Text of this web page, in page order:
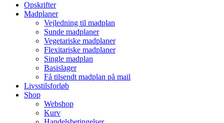
Opskrifter
Madplaner
Vejledning til madplan
Sunde madplaner
Vegetariske madplaner
Flexitariske madplaner
Single madplan
Basislager
Få tilsendt madplan på mail
Livsstilsforløb
Shop
Webshop
Kurv